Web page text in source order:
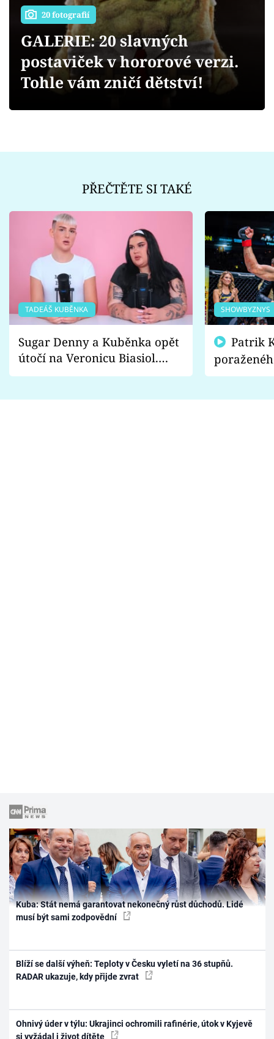
Videa
Sledujte prima+
20 fotografií
GALERIE: 20 slavných
postaviček v hororové verzi.
Tohle vám zničí dětství!
PŘEČTĚTE SI TAKÉ
TADEÁŠ KUBĚNKA
Sugar Denny a Kuběnka opět
útočí na Veronicu Biasiol.
Proč je podle nich falešná a
SHOWBYZNYS
fanoušci
Kuba: Stát nemá garantovat nekonečný růst důchodů. Lidé
musí být sami zodpovědní
Blíží se další výheň: Teploty v Česku vyletí na 36 stupňů.
RADAR ukazuje, kdy přijde zvrat
Ohnivý úder v týlu: Ukrajinci ochromili rafinérie, útok v Kyjevě
si vyžádal i život dítěte